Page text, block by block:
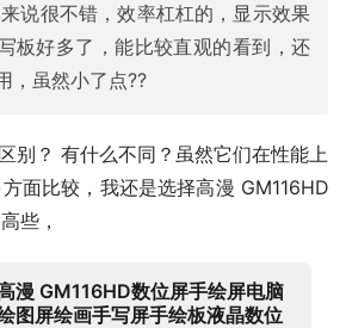
说很不错，效率杠杠的，显示效果
板好多了，能比较直观的看到，还
，虽然小了点??
别？ 有什么不同？虽然它们在性能上
面比较，我还是选择高漫 GM116HD
些，
漫 GM116HD数位屏手绘屏电脑
图屏绘画手写屏手绘板液晶数位